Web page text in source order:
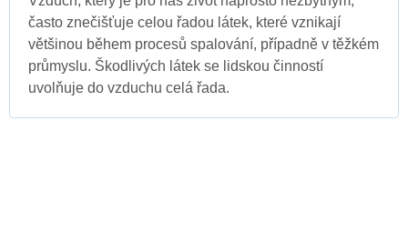
často znečišťuje celou řadou látek, které vznikají
většinou během procesů spalování, případně v těžkém
průmyslu. Škodlivých látek se lidskou činností
uvolňuje do vzduchu celá řada.